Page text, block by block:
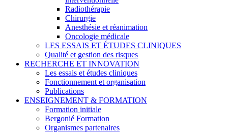
Radiothérapie
Chirurgie
Anesthésie et réanimation
Oncologie médicale
LES ESSAIS ET ÉTUDES CLINIQUES
Qualité et gestion des risques
RECHERCHE ET INNOVATION
Les essais et études cliniques
Fonctionnement et organisation
Publications
ENSEIGNEMENT & FORMATION
Formation initiale
Bergonié Formation
Organismes partenaires